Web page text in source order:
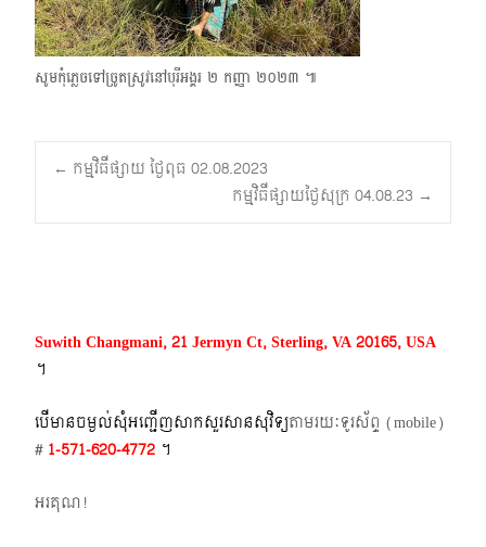
សូមកុំភ្លេចទៅច្រូតស្រូវនៅបុរីអង្គរ ២​ កញ្ញា ២០២៣ ៕
Post
navigation
← កម្មវិធីផ្សាយ ថ្ងៃពុធ 02.08.2023
កម្មវិធីផ្សាយថ្ងៃសុក្រ 04.08.23 →
Suwith Changmani, 21 Jermyn Ct, Sterling, VA 20165, USA
។​
បើមានចម្ងល់​សុំអញ្ជើញសាកសួរសានសុវិទ្យតាមរយៈទូរស័ព្ទ​ (mobile)​
# 1-571-620-4772​ ។
អរគុណ!